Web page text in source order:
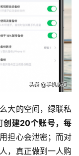
大的空间，绿联私
创建20个账号，每
担心会泄密；而对
，真正做到一人购